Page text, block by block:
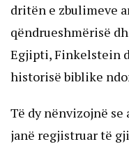
dritën e zbulimeve
qëndrueshmërisë
Egjipti, Finkelstein
historisë biblike
Të dy nënvizojnë
janë regjistruar të